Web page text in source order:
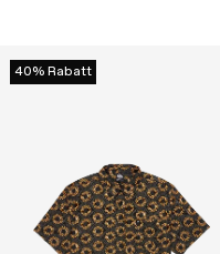
40% Rabatt